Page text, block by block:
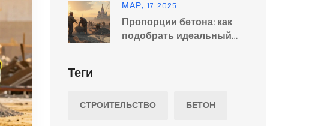
профессии: кто
зарабатывает больше
всех
МАР, 17 2025
Пропорции бетона: как
подобрать идеальный
Теги
СТРОИТЕЛЬСТВО БЕТОН